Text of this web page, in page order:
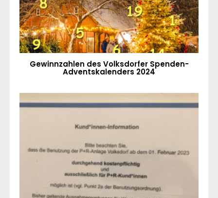
Gewinnzahlen des Volksdorfer Spenden-
Adventskalenders 2024